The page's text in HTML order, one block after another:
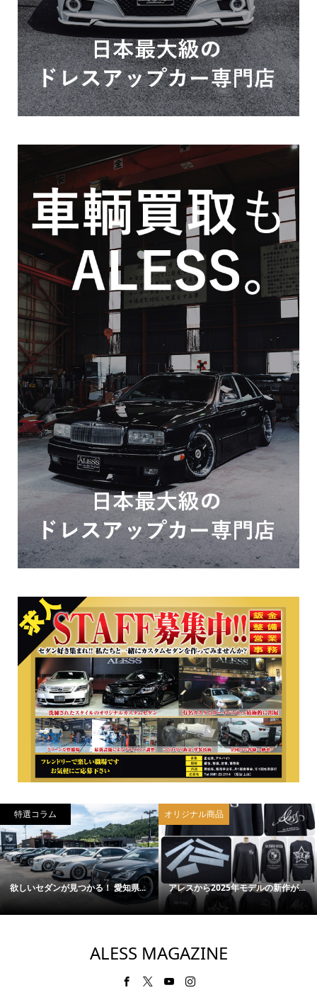
オリジナル商品
アレスから2025年モデルの新作が...
最強の中古車
AIMGAIN仕様のLEXUS ISを販売
ホ...
ALESS MAGAZINE